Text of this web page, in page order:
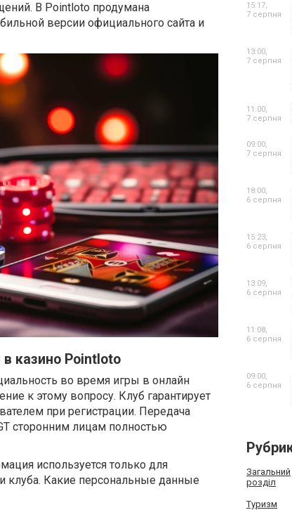
В Pointloto продумана
версии официального сайта и
казино Pointloto
во время игры в онлайн
к этому вопросу. Клуб гарантирует
при регистрации. Передача
сторонним лицам полностью
используется только для
клуба. Какие персональные данные
15:17,
7 серпня
13:00,
7 серпня
11:00,
7 серпня
09:00,
7 серпня
18:00,
6 серпня
15:23,
6 серпня
13:09,
6 серпня
11:08,
6 серпня
09:00,
6 серпня
Загальний
розділ
Туризм